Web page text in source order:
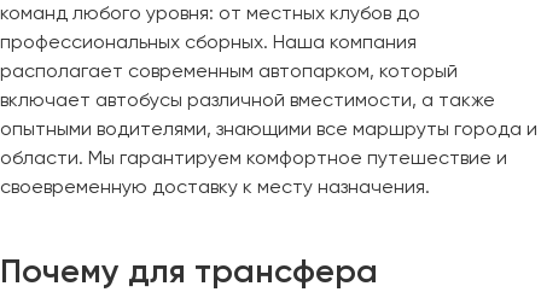
команд любого уровня: от местных клубов до
профессиональных сборных. Наша компания
располагает современным автопарком, который
включает автобусы различной вместимости, а также
опытными водителями, знающими все маршруты города и
области. Мы гарантируем комфортное путешествие и
своевременную доставку к месту назначения.
Почему для трансфера